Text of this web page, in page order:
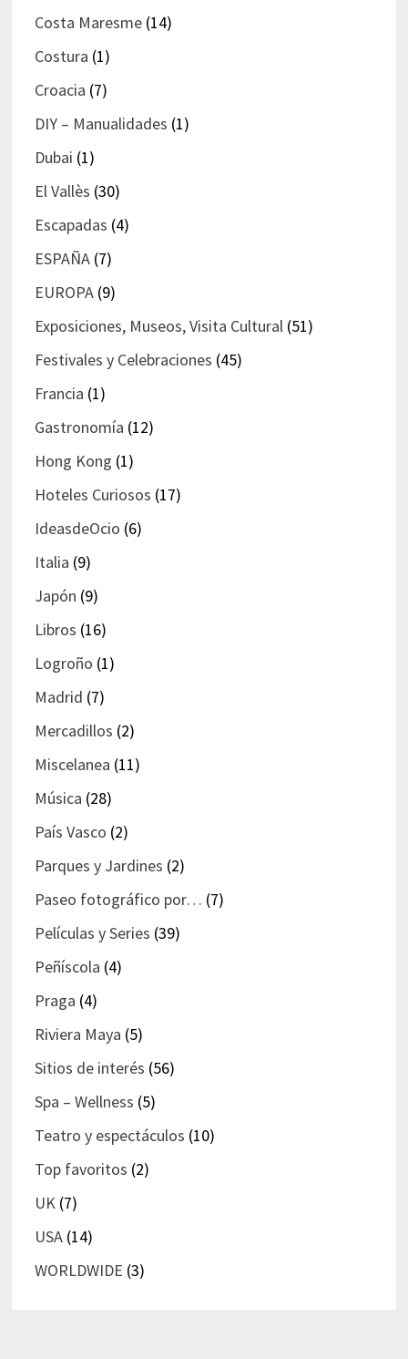
Costa Maresme(14)
Costura (1)
Croacia (7)
DIY – Manualidades (1)
Dubai (1)
El Vallès (30)
Escapadas (4)
ESPAÑA(7)
EUROPA(9)
Exposiciones, Museos, Visita Cultural(51)
Festivales y Celebraciones (45)
Francia (1)
Gastronomía (12)
Hong Kong (1)
Hoteles Curiosos (17)
IdeasdeOcio (6)
Italia (9)
Japón (9)
Libros (16)
Logroño (1)
Madrid (7)
Mercadillos (2)
Miscelanea (11)
Música (28)
País Vasco (2)
Parques y Jardines (2)
Paseo fotográfico por… (7)
Películas y Series (39)
Peñíscola (4)
Praga (4)
Riviera Maya (5)
Sitios de interés (56)
Spa – Wellness (5)
Teatro y espectáculos (10)
Top favoritos (2)
UK(7)
USA(14)
WORLDWIDE (3)